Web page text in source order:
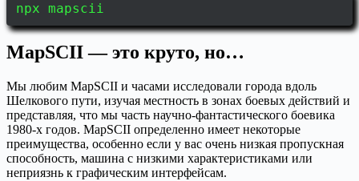
npx mapscii
MapSCII — это круто, но…
Мы любим MapSCII и часами исследовали города вдоль
Шелкового пути, изучая местность в зонах боевых действий и
представляя, что мы часть научно-фантастического боевика
1980-х годов. MapSCII определенно имеет некоторые
преимущества, особенно если у вас очень низкая пропускная
способность, машина с низкими характеристиками или
неприязнь к графическим интерфейсам.